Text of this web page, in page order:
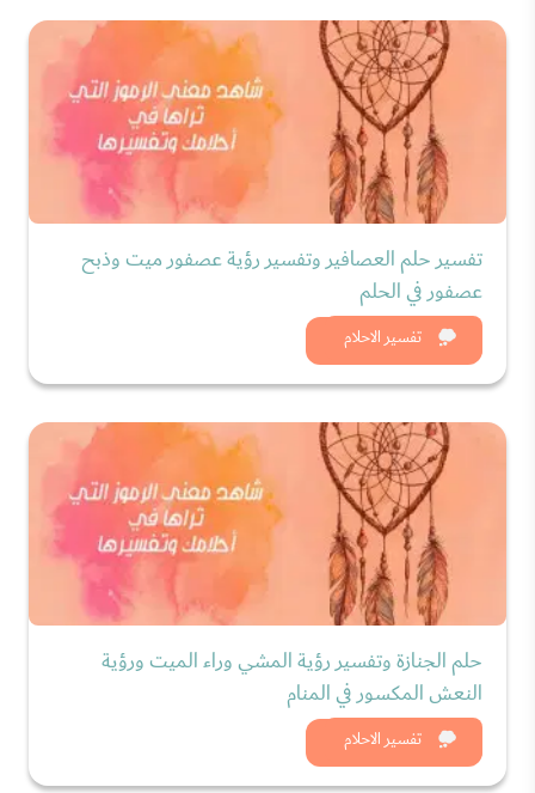
تفسير الاحلام
تفسير حلم العصافير وتفسير رؤية عصفور ميت وذبح
عصفور في الحلم
شاهد الان
تفسير الاحلام
حلم الجنازة وتفسير رؤية المشي وراء الميت ورؤية
النعش المكسور في المنام
شاهد الان